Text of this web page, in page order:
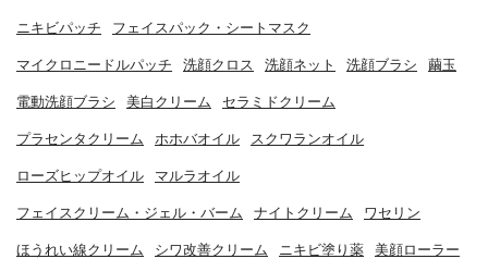
ニキビパッチ フェイスパック・シートマスク
マイクロニードルパッチ 洗顔クロス 洗顔ネット 洗顔ブラシ 繭玉
電動洗顔ブラシ 美白クリーム セラミドクリーム
プラセンタクリーム ホホバオイル スクワランオイル
ローズヒップオイル マルラオイル
フェイスクリーム・ジェル・バーム ナイトクリーム ワセリン
ほうれい線クリーム シワ改善クリーム ニキビ塗り薬 美顔ローラー